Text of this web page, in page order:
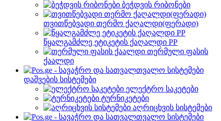
ბეჭდვის რიბონები
თვითწებვადი თერმო ქაღალდი(ფერადი)
წყალგამძლე ეტიკეტის ქაღალდი PP
თერმული ფასის
ქაალდი
დაშვების სისტემები
ელექტრო საკეტები
ტურნიკეტები
აღრიცხვის სისტემები